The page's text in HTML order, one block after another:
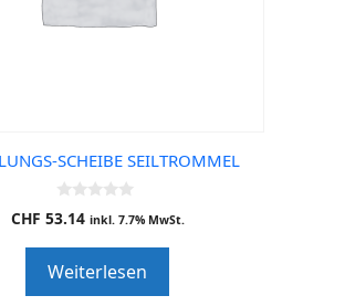
SCHEIBE SEILTROMMEL
0
o
o
f
5
CHF 53.14 inkl. 7.7% MwSt.
Weiterlesen